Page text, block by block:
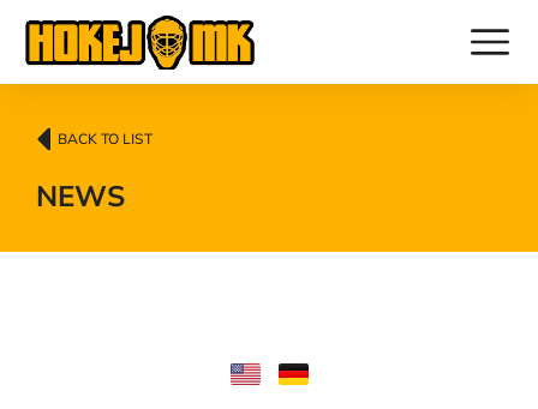
BACK TO LIST
NEWS